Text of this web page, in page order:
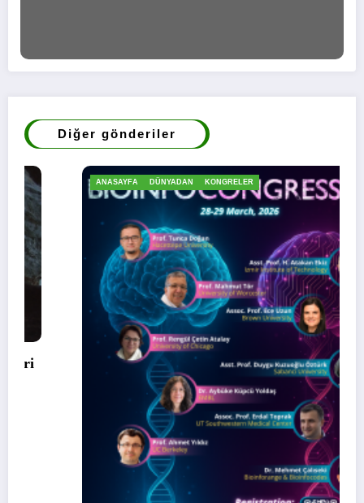
Diğer gönderiler
DÜNYADAN KONGRELER